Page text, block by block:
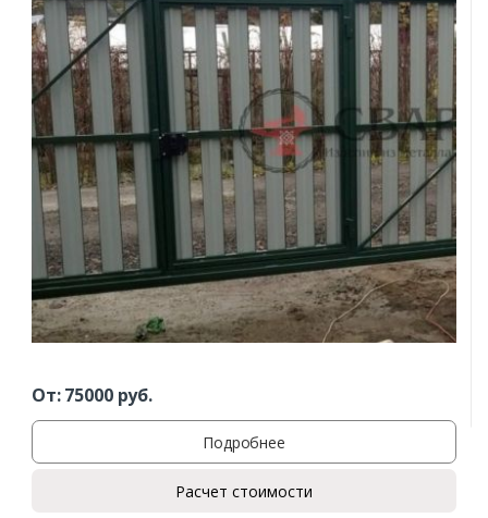
От:75000руб.
Подробнее
Расчет стоимости